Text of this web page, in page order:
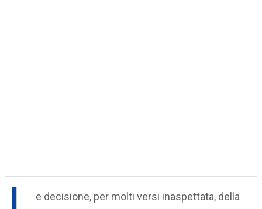
L e decisione, per molti versi inaspettata, della